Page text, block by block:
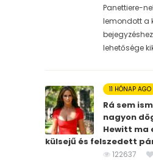
Panettiere-
lemondott a
bejegyzéshez
lehetősége
11 HÓNAP AGO
Rá sem
nagyon
Hewitt ma
külsejű és felszedett
122637